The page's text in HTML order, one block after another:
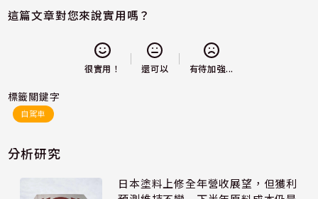
這篇文章對您來說實用嗎？
很實用！ 還可以 有待加強...
標籤關鍵字
自駕車
分析研究
日本塗料上修全年營收展望，但獲利